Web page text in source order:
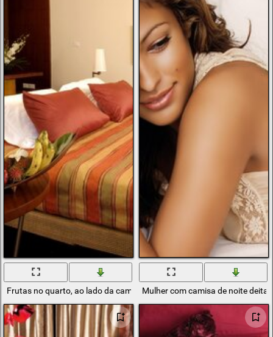
Frutas no quarto, ao lado da cama Mulher com camisa de noite